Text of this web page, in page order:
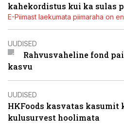
kahekordistus kui ka sulas
E-Piimast laekumata piimaraha on
UUDISED
Rahvusvaheline fond
kasvu
UUDISED
HKFoods kasvatas kasumit
kulusurvest hoolimata